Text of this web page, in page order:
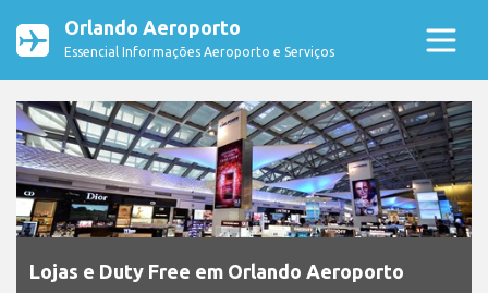
Orlando Aeroporto
Essencial Informações Aeroporto e Serviços
Lojas e Duty Free em Orlando Aeroporto